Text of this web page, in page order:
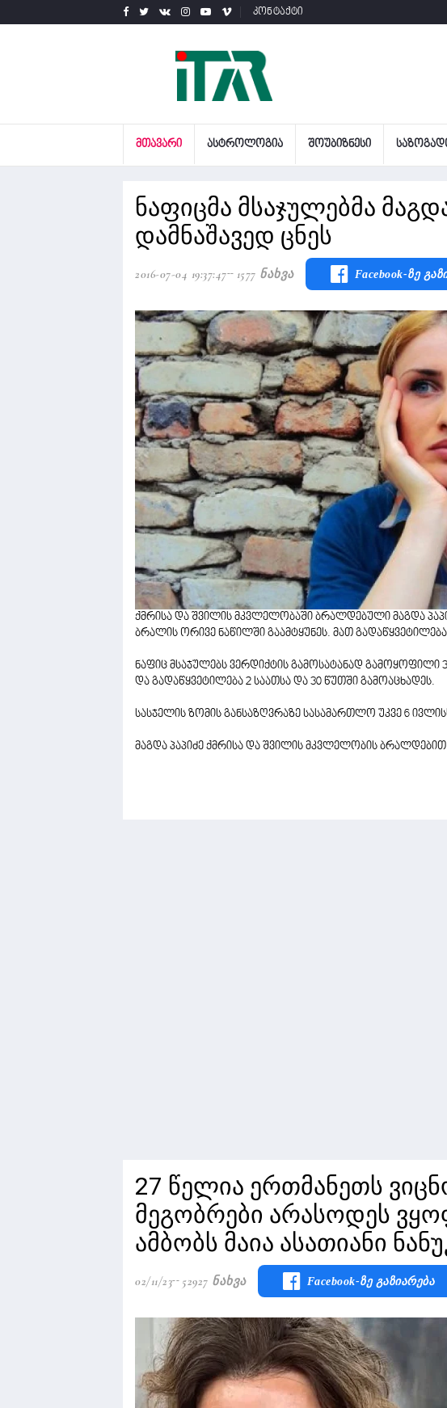
კონტაქტი
ᲛᲗᲐᲕᲐᲠᲘ ᲐᲡᲢᲠᲝᲚᲝᲒᲘᲐ ᲨᲝᲣᲑᲘᲖᲜᲔᲡᲘ
ნაფიცმა მსაჯულებმა
დამნაშავედ ცნეს
2016-07-04 19:37:47 1577 Ნახვა Facebook-Ზე
ქმრისა და შვილის მკვლელობაში ბრალდებული მაგდა
ბრალის ორივე ნაწილში გაამტყუნეს. მათ
ნაფიც მსაჯულებს ვერდიქტის გამოსატანად
და გადაწყვეტილება 2 საათსა და 30 წუთში გამოაცხადეს.
სასჯელის ზომის განსაზღვრაზე სასამართლო უკვე 6
მაგდა პაპიძე ქმრისა და შვილის მკვლელობის ბრალდებით
27 წელია ერთმანეთს
მეგობრები არასოდეს
ამბობს მაია ასათიანი
02/11/23 52927 Ნახვა Facebook-Ზე Გაზიარება